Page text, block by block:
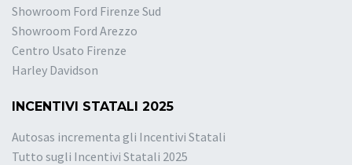
Showroom Ford Firenze Sud
Showroom Ford Arezzo
Centro Usato Firenze
Harley Davidson
INCENTIVI STATALI 2025
Autosas incrementa gli Incentivi Statali
Tutto sugli Incentivi Statali 2025